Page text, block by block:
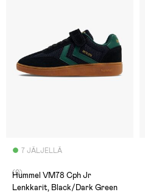
7 JÄLJELLÄ
(0)
Hummel VM78 Cph Jr
Lenkkarit, Black/Dark Green